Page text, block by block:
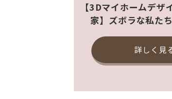
【3Dマイホームデザ
家】ズボラな私た
詳しく見